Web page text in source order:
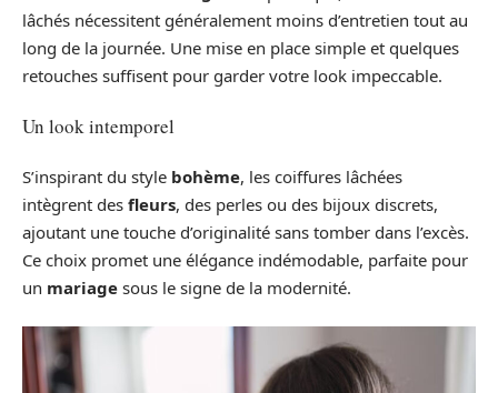
lâchés nécessitent généralement moins d’entretien tout au
long de la journée. Une mise en place simple et quelques
retouches suffisent pour garder votre look impeccable.
Un look intemporel
S’inspirant du style bohème, les coiffures lâchées
intègrent des fleurs, des perles ou des bijoux discrets,
ajoutant une touche d’originalité sans tomber dans l’excès.
Ce choix promet une élégance indémodable, parfaite pour
un mariage sous le signe de la modernité.